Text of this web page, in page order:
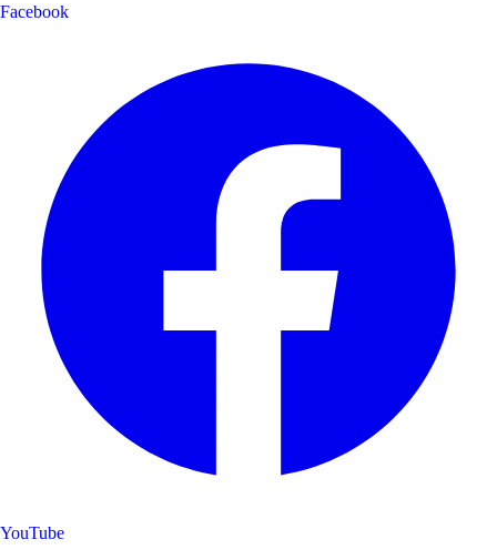
Facebook
YouTube